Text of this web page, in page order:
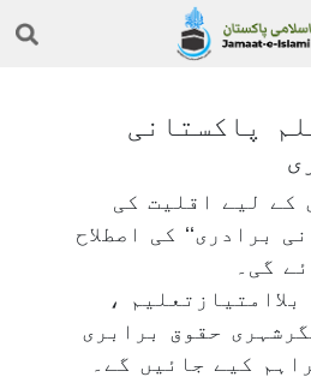
پاکستانی
کے لیے اقلیت کی
برادری‘‘ کی اصطلاح
گی۔
،
حقوق برابری
کیے جائیں گے۔